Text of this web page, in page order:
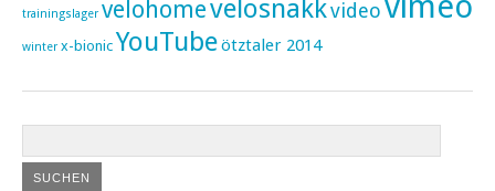
trainingslager velohomevelosnakkvideo
winter x-bionic YouTubeötztaler 2014